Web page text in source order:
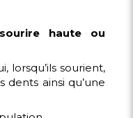
haute ou
lorsqu’ils sourient,
ainsi qu’une